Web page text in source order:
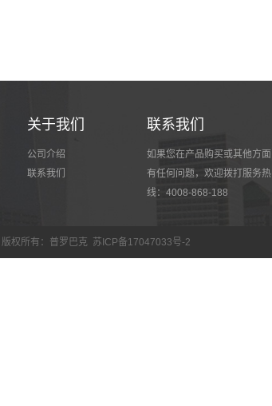
关于我们
公司介绍
联系我们
联系我们
如果您在产品购买或其他方面
有任何问题，欢迎拨打服务热
线：4008-868-188
版权所有：普罗巴克 苏ICP备17047033号-2